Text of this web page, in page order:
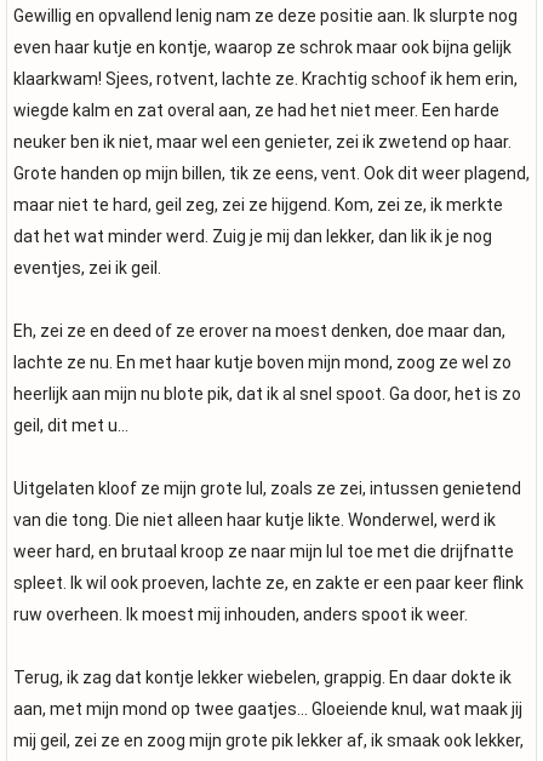
Gewillig en opvallend lenig nam ze deze positie aan. Ik slurpte nog
even haar kutje en kontje, waarop ze schrok maar ook bijna gelijk
klaarkwam! Sjees, rotvent, lachte ze. Krachtig schoof ik hem erin,
wiegde kalm en zat overal aan, ze had het niet meer. Een harde
neuker ben ik niet, maar wel een genieter, zei ik zwetend op haar.
Grote handen op mijn billen, tik ze eens, vent. Ook dit weer plagend,
maar niet te hard, geil zeg, zei ze hijgend. Kom, zei ze, ik merkte
dat het wat minder werd. Zuig je mij dan lekker, dan lik ik je nog
eventjes, zei ik geil.
Eh, zei ze en deed of ze erover na moest denken, doe maar dan,
lachte ze nu. En met haar kutje boven mijn mond, zoog ze wel zo
heerlijk aan mijn nu blote pik, dat ik al snel spoot. Ga door, het is zo
geil, dit met u…
Uitgelaten kloof ze mijn grote lul, zoals ze zei, intussen genietend
van die tong. Die niet alleen haar kutje likte. Wonderwel, werd ik
weer hard, en brutaal kroop ze naar mijn lul toe met die drijfnatte
spleet. Ik wil ook proeven, lachte ze, en zakte er een paar keer flink
ruw overheen. Ik moest mij inhouden, anders spoot ik weer.
Terug, ik zag dat kontje lekker wiebelen, grappig. En daar dokte ik
aan, met mijn mond op twee gaatjes… Gloeiende knul, wat maak jij
mij geil, zei ze en zoog mijn grote pik lekker af, ik smaak ook lekker,